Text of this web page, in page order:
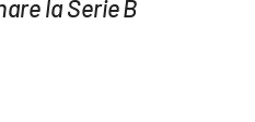
la Serie B